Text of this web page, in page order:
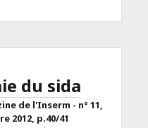
du sida
de l'Inserm - n° 11,
2012, p.40/41